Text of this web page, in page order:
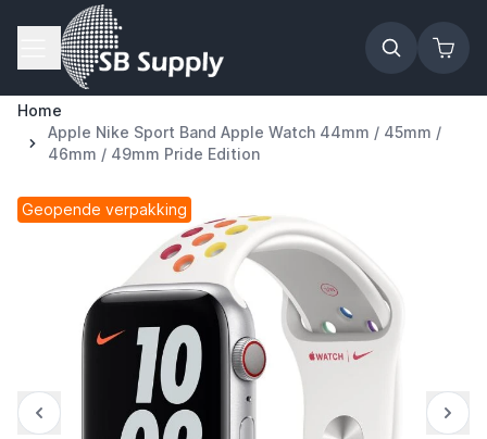
Ga naar de inhoud
Home
Apple Nike Sport Band Apple Watch 44mm / 45mm /
46mm / 49mm Pride Edition
Geopende verpakking